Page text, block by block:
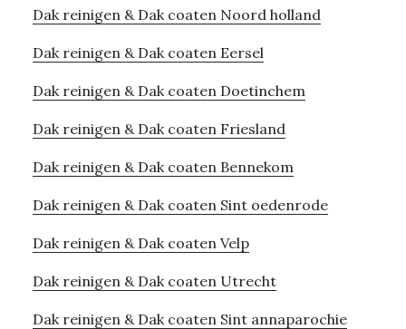
Dak reinigen & Dak coaten Noord holland
Dak reinigen & Dak coaten Eersel
Dak reinigen & Dak coaten Doetinchem
Dak reinigen & Dak coaten Friesland
Dak reinigen & Dak coaten Bennekom
Dak reinigen & Dak coaten Sint oedenrode
Dak reinigen & Dak coaten Velp
Dak reinigen & Dak coaten Utrecht
Dak reinigen & Dak coaten Sint annaparochie